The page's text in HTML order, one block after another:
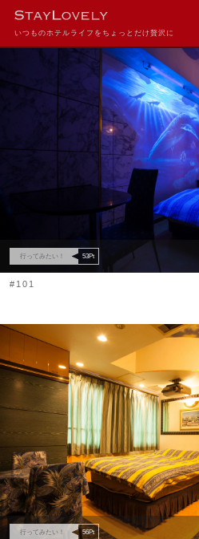
いつものホテルライフをちょっとだけ贅沢に
行ってみたい！ 53Pt
#101
行ってみたい！ 56Pt